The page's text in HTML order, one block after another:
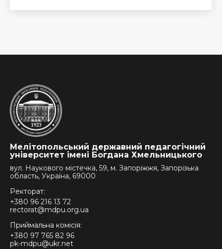
Мелітопольський державний педагогічний
університет імені Богдана Хмельницького
вул. Наукового містечка, 59, м. Запоріжжя, Запорізька
область, Україна, 69000
Ректорат:
+380 96 216 13 72
rectorat@mdpu.org.ua
Приймальна комісія:
+380 97 765 82 96
pk-mdpu@ukr.net